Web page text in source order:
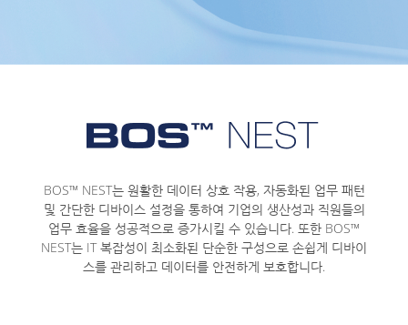
BOS™ NEST는 원활한 데이터 상호 작용, 자동화된 업무 패턴
및 간단한 디바이스 설정을 통하여 기업의 생산성과 직원들의
업무 효율을 성공적으로 증가시킬 수 있습니다. 또한 BOS™
NEST는 IT 복잡성이 최소화된 단순한 구성으로 손쉽게 디바이
스를 관리하고 데이터를 안전하게 보호합니다.